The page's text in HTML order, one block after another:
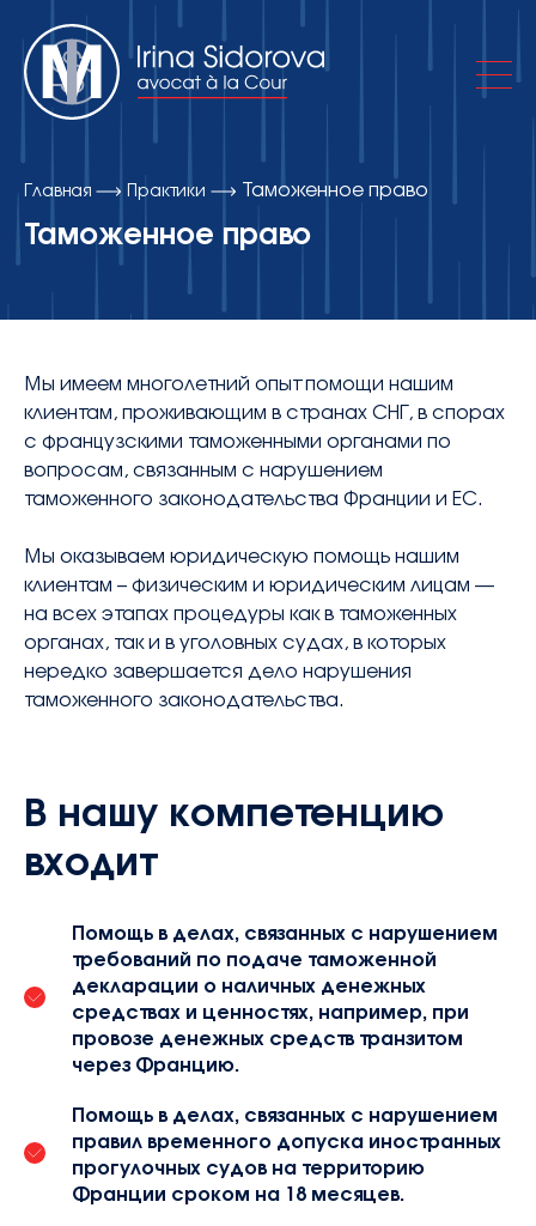
Об адвокатском кабинете
Публикации
Контакты
contact@avocatsidorova.fr
+33 6 29 90 28 59
Главная Практики Таможенное право
Таможенное право
Мы имеем многолетний опыт помощи нашим
клиентам, проживающим в странах СНГ, в спорах
с французскими таможенными органами по
вопросам, связанным с нарушением
таможенного законодательства Франции и ЕС.
Мы оказываем юридическую помощь нашим
клиентам – физическим и юридическим лицам —
на всех этапах процедуры как в таможенных
органах, так и в уголовных судах, в которых
нередко завершается дело нарушения
таможенного законодательства.
В нашу компетенцию
входит
Помощь в делах, связанных с нарушением
требований по подаче таможенной
декларации о наличных денежных
средствах и ценностях, например, при
провозе денежных средств транзитом
через Францию.
Помощь в делах, связанных с нарушением
правил временного допуска иностранных
прогулочных судов на территорию
Франции сроком на 18 месяцев.